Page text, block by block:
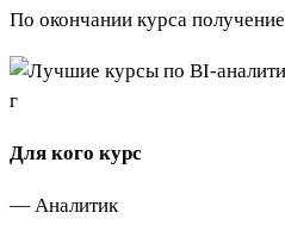
По окончании курса получение
Для кого курс
— Аналитик